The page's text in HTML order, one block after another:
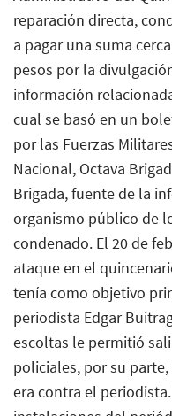
reparación directa,
a pagar una suma
pesos por la
información
cual se basó en un
por las Fuerzas
Nacional, Octava
Brigada, fuente de la
organismo público de
condenado. El 20 de
ataque en el
tenía como objetivo
periodista Edgar
escoltas le permitió
policiales, por su
era contra el